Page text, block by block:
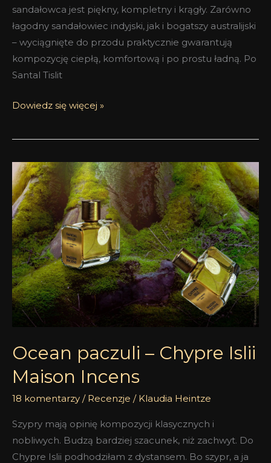
sandałowca jest piękny, kompletny i krągły. Zarówno
łagodny sandałowiec indyjski, jak i bogatszy australijski
– wyciągnięte do przodu praktycznie gwarantują
kompozycję ciepłą, komfortową i po prostu ładną. Po
Santal Tislit
Dowiedz się więcej »
Ocean paczuli – Chypre Islii
Maison Incens
18 komentarzy / Recenzje / Klaudia Heintze
Szypry mają opinię kompozycji klasycznych i
nobliwych. Budzą bardziej szacunek, niż zachwyt. Do
Chypre Islii podhodziłam z dystansem. Bo szypr, a ja
Ocean
paczuli
–
Chypre
Islii
Maison
Incens